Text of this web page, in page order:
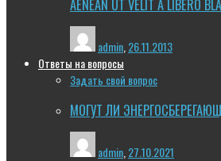
AENEAN UT VELIT A LIBERO
admin 26.11.2013
Ответы на вопросы
Задать свой вопрос
МОГУТ ЛИ
admin 27.10.2021